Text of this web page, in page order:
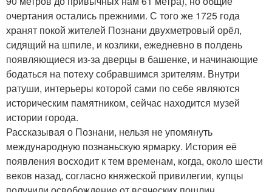
очертания остались прежними. С того же 1725 года
хранят покой жителей Познани двухметровый орёл,
сидящий на шпиле, и козлики, ежедневно в полдень
появляющиеся из-за дверцы в башенке, и начинающие
бодаться на потеху собравшимся зрителям. Внутри
ратуши, интерьеры которой сами по себе являются
историческим памятником, сейчас находится музей
истории города.
Рассказывая о Познани, нельзя не упомянуть
международную познаньскую ярмарку. История её
появления восходит к тем временам, когда, около шести
веков назад, согласно княжеской привилегии, купцы